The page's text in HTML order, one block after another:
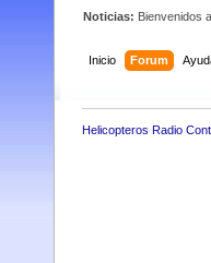
Noticias: Bienvenidos
Inicio Forum
Helicopteros Radio